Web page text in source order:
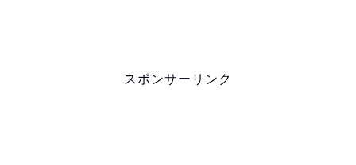
スポンサーリンク